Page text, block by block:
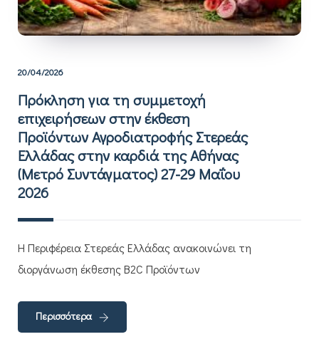
20/04/2026
Πρόκληση για τη συμμετοχή
επιχειρήσεων στην έκθεση
Προϊόντων Αγροδιατροφής Στερεάς
Ελλάδας στην καρδιά της Αθήνας
(Μετρό Συντάγματος) 27-29 Μαΐου
2026
H Περιφέρεια Στερεάς Ελλάδας ανακοινώνει τη
διοργάνωση έκθεσης B2C Προϊόντων
Περισσότερα